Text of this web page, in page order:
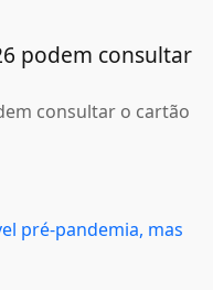
podem consultar
consultar o cartão